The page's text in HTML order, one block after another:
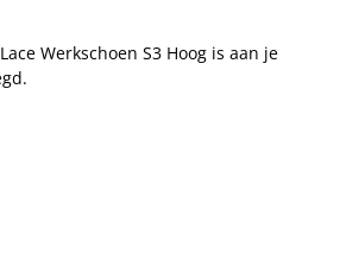
Werkschoen S3 Hoog is aan je